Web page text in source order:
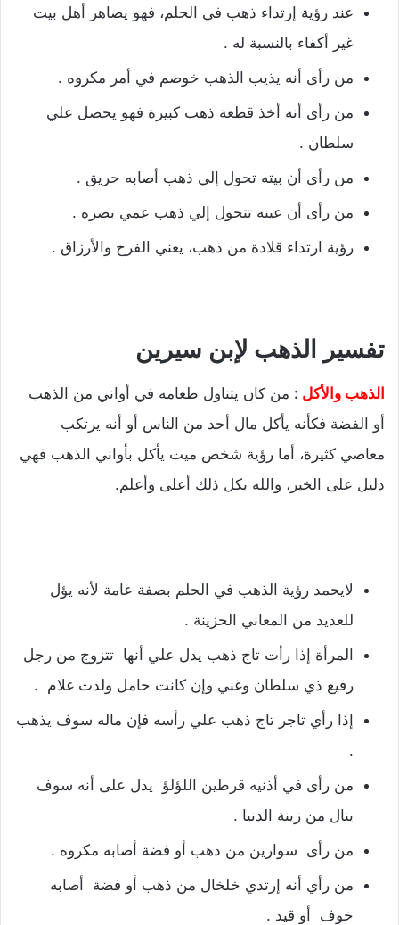
عند رؤية إرتداء ذهب في الحلم، فهو يصاهر أهل بيت
غير أكفاء بالنسبة له .
من رأى أنه يذيب الذهب خوصم في أمر مكروه .
من رأى أنه أخذ قطعة ذهب كبيرة فهو يحصل علي
سلطان .
من رأى أن بيته تحول إلي ذهب أصابه حريق .
من رأى أن عينه تتحول إلي ذهب عمي بصره .
رؤية ارتداء قلادة من ذهب، يعني الفرح والأرزاق .
تفسير الذهب لإبن سيرين
الذهب والأكل : من كان يتناول طعامه في أواني من الذهب
أو الفضة فكأنه يأكل مال أحد من الناس أو أنه يرتكب
معاصي كثيرة، أما رؤية شخص ميت يأكل بأواني الذهب فهي
دليل على الخير، والله بكل ذلك أعلى وأعلم.
لايحمد رؤية الذهب في الحلم بصفة عامة لأنه يؤل
للعديد من المعاني الحزينة .
المرأة إذا رأت تاج ذهب يدل علي أنها تتزوج من رجل
رفيع ذي سلطان وغني وإن كانت حامل ولدت غلام .
إذا رأي تاجر تاج ذهب علي رأسه فإن ماله سوف يذهب
.
من رأى في أذنيه قرطين اللؤلؤ يدل على أنه سوف
ينال من زينة الدنيا .
من رأى سوارين من دهب أو فضة أصابه مكروه .
من رأي أنه إرتدي خلخال من ذهب أو فضة أصابه
خوف أو قيد .